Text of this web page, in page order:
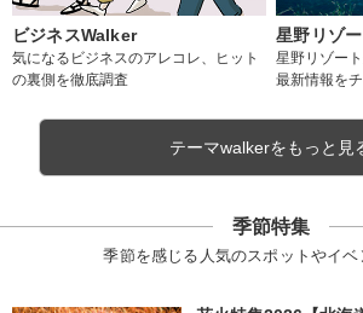
ビジネスWalker
気になるビジネスのアレコレ、ヒット
の裏側を徹底調査
星野リゾ
星野リゾー
最新情報を
テーマwalkerをもっと見
季節特集
季節を感じる人気のスポットやイベ